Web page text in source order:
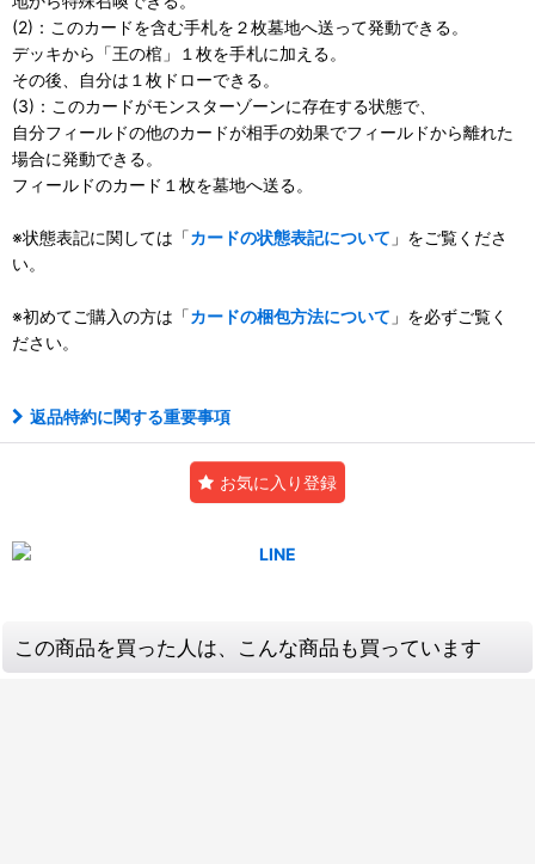
(2)：このカードを含む手札を２枚墓地へ送って発動できる。
デッキから「王の棺」１枚を手札に加える。
その後、自分は１枚ドローできる。
(3)：このカードがモンスターゾーンに存在する状態で、
自分フィールドの他のカードが相手の効果でフィールドから離れた
場合に発動できる。
フィールドのカード１枚を墓地へ送る。
※状態表記に関しては「カードの状態表記について 」をご覧くださ
い。
※初めてご購入の方は「カードの梱包方法について 」を必ずご覧く
ださい。
返品特約に関する重要事項
お気に入り登録
この商品を買った人は、こんな商品も買っています